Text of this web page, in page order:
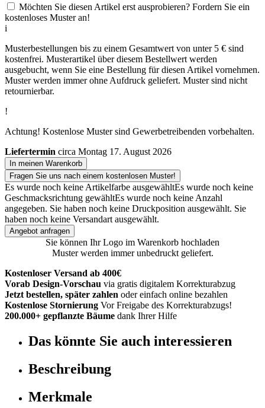
Möchten Sie diesen Artikel erst ausprobieren? Fordern Sie ein
kostenloses Muster an!
i
Musterbestellungen bis zu einem Gesamtwert von unter 5 € sind
kostenfrei. Musterartikel über diesem Bestellwert werden
ausgebucht, wenn Sie eine Bestellung für diesen Artikel vornehmen.
Muster werden immer ohne Aufdruck geliefert. Muster sind nicht
retournierbar.
!
Achtung! Kostenlose Muster sind Gewerbetreibenden vorbehalten.
Liefertermin circa Montag 17. August 2026
In meinen Warenkorb
Fragen Sie uns nach einem kostenlosen Muster!
Es wurde noch keine Artikelfarbe ausgewähltEs wurde noch keine
Geschmacksrichtung gewähltEs wurde noch keine Anzahl
angegeben. Sie haben noch keine Druckposition ausgewählt. Sie
haben noch keine Versandart ausgewählt.
Angebot anfragen
Sie können Ihr Logo im Warenkorb hochladen
Muster werden immer unbedruckt geliefert.
Kostenloser Versand ab 400€
Vorab Design-Vorschau via gratis digitalem Korrekturabzug
Jetzt bestellen, später zahlen oder einfach online bezahlen
Kostenlose Stornierung Vor Freigabe des Korrekturabzugs!
200.000+ gepflanzte Bäume dank Ihrer Hilfe
Das könnte Sie auch interessieren
Beschreibung
Merkmale